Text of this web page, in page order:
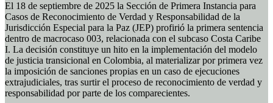
El 18 de septiembre de 2025 la Sección de Primera Instancia para
Casos de Reconocimiento de Verdad y Responsabilidad de la
Jurisdicción Especial para la Paz (JEP) profirió la primera sentencia
dentro de macrocaso 003, relacionada con el subcaso Costa Caribe
I. La decisión constituye un hito en la implementación del modelo
de justicia transicional en Colombia, al materializar por primera vez
la imposición de sanciones propias en un caso de ejecuciones
extrajudiciales, tras surtir el proceso de reconocimiento de verdad y
responsabilidad por parte de los comparecientes.